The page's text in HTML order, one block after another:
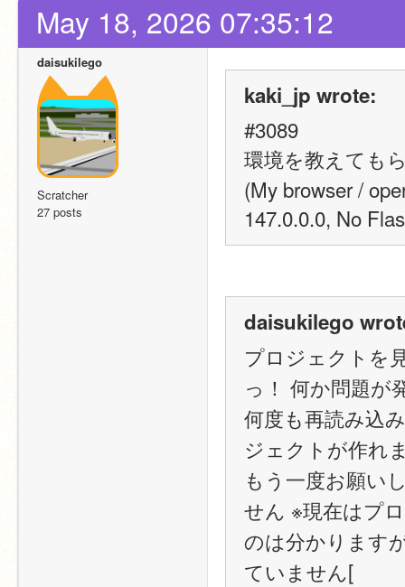
May 18, 2026 07:35:12
daisukilego
Scratcher
27 posts
kaki_jp wrote:
#3089
環境を教えても
(My browser /
147.0.0.0, No
daisukilego
プロジェクトを
っ！ 何か問題が
何度も再読み込
ジェクトが作れ
もう一度お願い
せん ※現在はプ
のは分かります
ていません[